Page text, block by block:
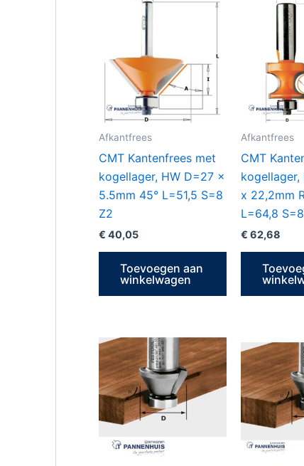
Afkantfrees
CMT Kantenfrees met
kogellager, HW D=27 x
5.5mm 45° L=51,5 S=8
Z2
€ 40,05
Toevoegen aan
winkelwagen
Afkantfrees
CMT
kogellager,
x 22,2mm
L=64,8
€ 62,68